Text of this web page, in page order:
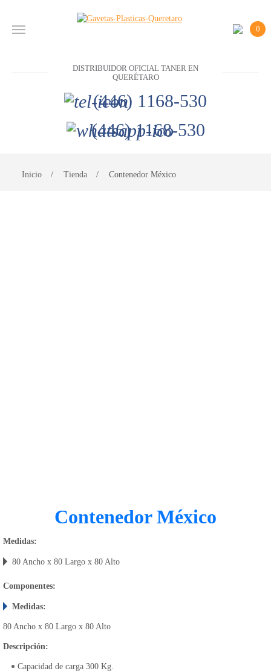
0
DISTRIBUIDOR OFICIAL TANER EN
QUERÉTARO
(446) 1168-530
(446) 1168-530
CONTACTO
TANER EN
QUERÉTARO
Inicio Tienda Contenedor México
Contenedor México
Medidas:
80 Ancho x 80 Largo x 80 Alto
Componentes:
Medidas:
80 Ancho x 80 Largo x 80 Alto
Descripción:
Capacidad de carga 300 Kg.